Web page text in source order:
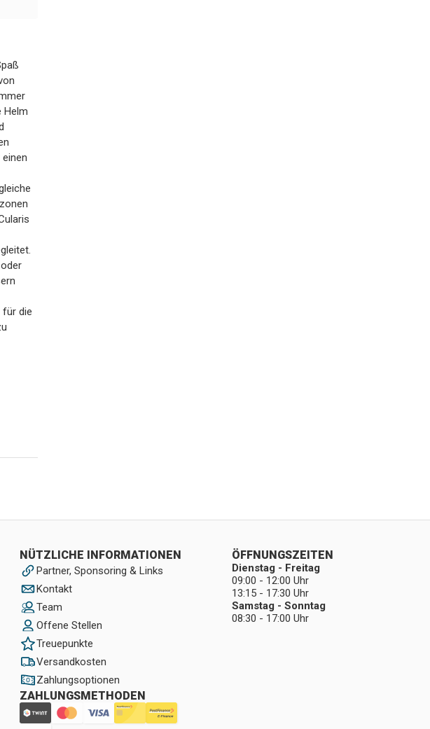
Helm
für die
NÜTZLICHE INFORMATIONEN
Partner, Sponsoring & Links
Kontakt
Team
Offene Stellen
Treuepunkte
Versandkosten
Zahlungsoptionen
ZAHLUNGSMETHODEN
ÖFFNUNGSZEITEN
Dienstag - Freitag
09:00 - 12:00 Uhr
13:15 - 17:30 Uhr
Samstag - Sonntag
08:30 - 17:00 Uhr